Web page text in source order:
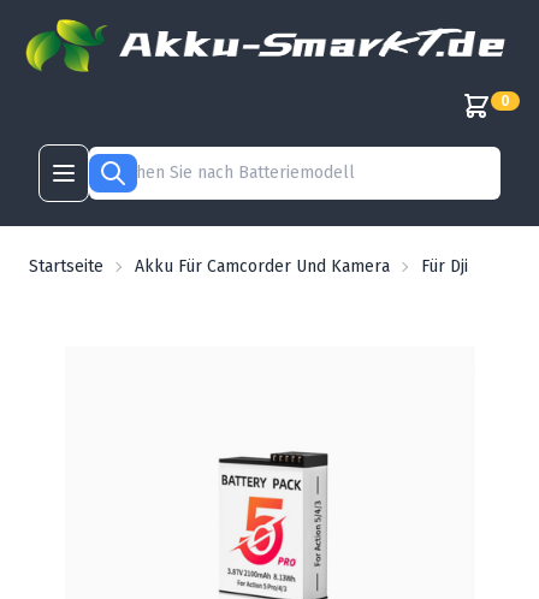
0
Startseite Akku Für Camcorder Und Kamera Für Dji